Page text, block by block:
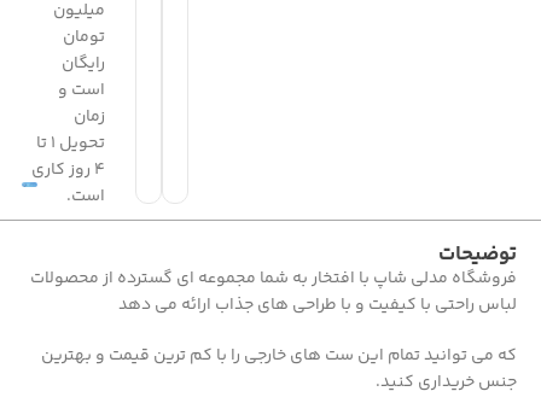
میلیون
تومان
رایگان
است و
زمان
تحویل 1 تا
4 روز کاری
است.
توضیحات
فروشگاه مدلی شاپ با افتخار به شما مجموعه ای گسترده از محصولات
لباس راحتی با کیفیت و با طراحی های جذاب ارائه می دهد
که می توانید تمام این ست های خارجی را با کم ترین قیمت و بهترین
جنس خریداری کنید.